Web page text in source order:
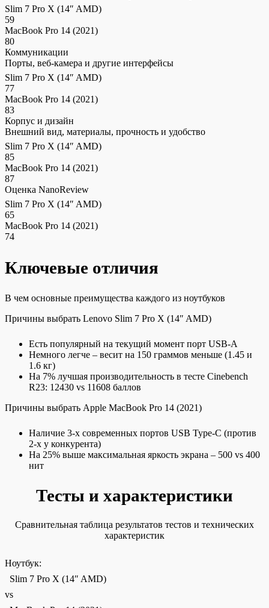
Slim 7 Pro X (14″ AMD)
59
MacBook Pro 14 (2021)
80
Коммуникации
Порты, веб-камера и другие интерфейсы
Slim 7 Pro X (14″ AMD)
77
MacBook Pro 14 (2021)
83
Корпус и дизайн
Внешний вид, материалы, прочность и удобство
Slim 7 Pro X (14″ AMD)
85
MacBook Pro 14 (2021)
87
Оценка NanoReview
Slim 7 Pro X (14″ AMD)
65
MacBook Pro 14 (2021)
74
Ключевые отличия
В чем основные преимущества каждого из ноутбуков
Причины выбрать Lenovo Slim 7 Pro X (14″ AMD)
Есть популярный на текущий момент порт USB-A
Немного легче – весит на 150 граммов меньше (1.45 и
1.6 кг)
На 7% лучшая производительность в тесте Cinebench
R23: 12430 vs 11608 баллов
Причины выбрать Apple MacBook Pro 14 (2021)
Наличие 3-х современных портов USB Type-C (против
2-х у конкурента)
На 25% выше максимальная яркость экрана – 500 vs 400
нит
Тесты и характеристики
Сравнительная таблица результатов тестов и технических
характеристик
Ноутбук:
Slim 7 Pro X (14″ AMD)
vs